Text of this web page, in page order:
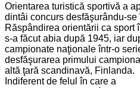
Orientarea turistică sportivă a
dintâi concurs desfăşurându-
Răspândirea orientării ca sport
s-a făcut abia după 1945, iar
campionate naţionale într-o
desfăşurarea primului
altă ţară scandinavă, Finlanda.
Indiferent de felul în care a